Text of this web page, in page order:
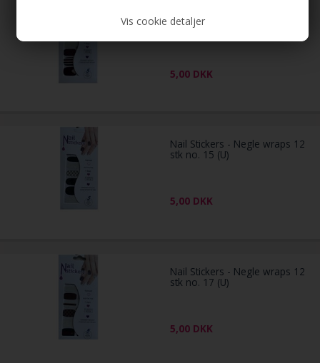
Vis cookie detaljerNail Stickers - Negle wraps 12
stk no. 09 (U)
5,00 DKK
Nail Stickers - Negle wraps 12
stk no. 15 (U)
5,00 DKK
Nail Stickers - Negle wraps 12
stk no. 17 (U)
5,00 DKK